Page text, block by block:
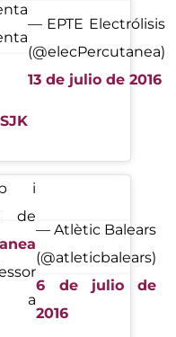
— EPTE Electrólisis
(@elecPercutanea)
13 de julio de 2016
i
de
— Atlètic Balears
(@atleticbalears)
6 de julio de
2016